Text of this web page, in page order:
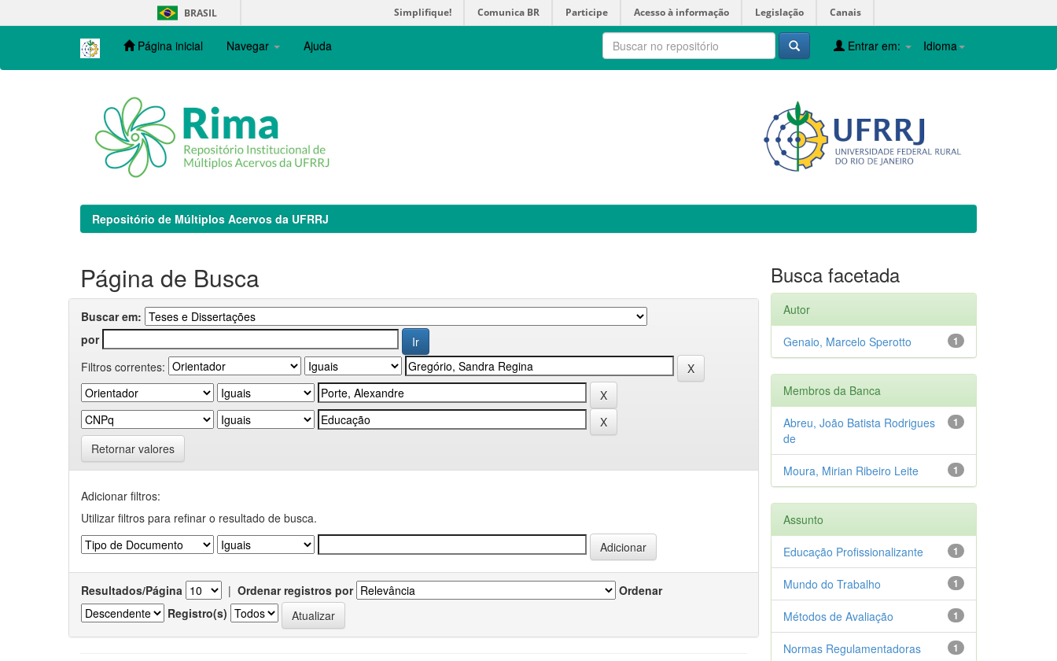
navigation
BRASIL Simplifique! Comunica BR Participe Acesso à informação Legislação Canais
Página inicial Navegar Ajuda Idioma
Entrar em:
Repositório de Múltiplos Acervos da UFRRJ
Página de Busca
Buscar em:
por
Filtros correntes:
Retornar valores
Adicionar filtros:
Utilizar filtros para refinar o resultado de busca.
Resultados/Página | Ordenar registros por
Ordenar
Registro(s)
Busca facetada
Autor
1
Genaio, Marcelo Sperotto
Membros da Banca
1
Abreu, João Batista Rodrigues
de
1
Moura, Mirian Ribeiro Leite
Assunto
1
Educação Profissionalizante
1
Mundo do Trabalho
1
Métodos de Avaliação
1
Normas Regulamentadoras